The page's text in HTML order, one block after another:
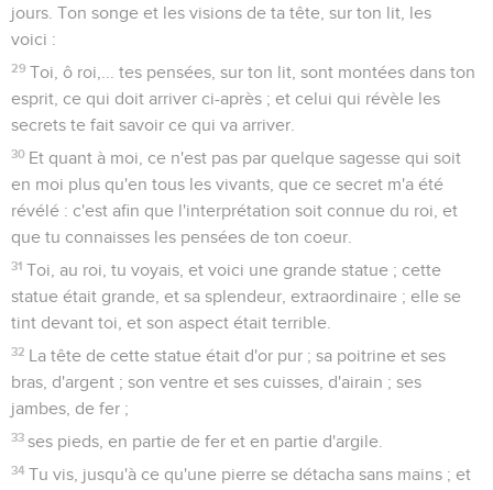
jours. Ton songe et les visions de ta tête, sur ton lit, les
voici :
29 Toi, ô roi,... tes pensées, sur ton lit, sont montées dans ton
esprit, ce qui doit arriver ci-après ; et celui qui révèle les
secrets te fait savoir ce qui va arriver.
30 Et quant à moi, ce n'est pas par quelque sagesse qui soit
en moi plus qu'en tous les vivants, que ce secret m'a été
révélé : c'est afin que l'interprétation soit connue du roi, et
que tu connaisses les pensées de ton coeur.
31 Toi, au roi, tu voyais, et voici une grande statue ; cette
statue était grande, et sa splendeur, extraordinaire ; elle se
tint devant toi, et son aspect était terrible.
32 La tête de cette statue était d'or pur ; sa poitrine et ses
bras, d'argent ; son ventre et ses cuisses, d'airain ; ses
jambes, de fer ;
33 ses pieds, en partie de fer et en partie d'argile.
34 Tu vis, jusqu'à ce qu'une pierre se détacha sans mains ; et